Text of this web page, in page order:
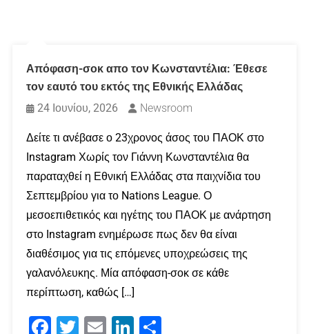
Απόφαση-σοκ απο τον Κωνσταντέλια: Έθεσε
τον εαυτό του εκτός της Εθνικής Ελλάδας
24 Ιουνίου, 2026
Newsroom
Δείτε τι ανέβασε ο 23χρονος άσος του ΠΑΟΚ στο
Instagram Χωρίς τον Γιάννη Κωνσταντέλια θα
παραταχθεί η Εθνική Ελλάδας στα παιχνίδια του
Σεπτεμβρίου για το Nations League. Ο
μεσοεπιθετικός και ηγέτης του ΠΑΟΚ με ανάρτηση
στο Instagram ενημέρωσε πως δεν θα είναι
διαθέσιμος για τις επόμενες υποχρεώσεις της
γαλανόλευκης. Μία απόφαση-σοκ σε κάθε
περίπτωση, καθώς […]
Facebook
Twitter Email LinkedIn